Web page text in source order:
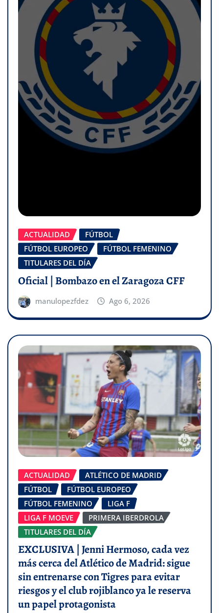
ACTUALIDAD
FÚTBOL
FÚTBOL EUROPEO
FÚTBOL FEMENINO
TITULARES DEL DÍA
Oficial | Bombazo en el Zaragoza CFF
manulopezfdez Ago 6, 2026
ACTUALIDAD
ATLÉTICO DE MADRID
FÚTBOL
FÚTBOL EUROPEO
FÚTBOL FEMENINO
LIGA F
LIGA F MOEVE
PRIMERA IBERDROLA
TITULARES DEL DÍA
EXCLUSIVA | Jenni Hermoso, cada vez
más cerca del Atlético de Madrid: sigue
sin entrenarse con Tigres para evitar
riesgos y el club rojiblanco ya le reserva
un papel protagonista